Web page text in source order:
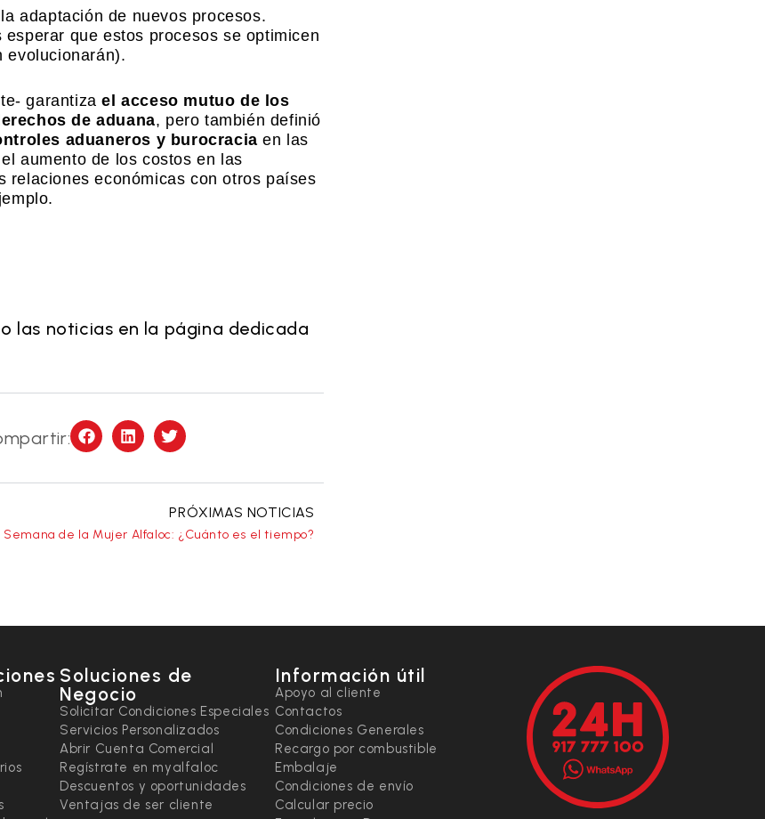
adaptación de nuevos procesos.
que estos procesos se optimicen
evolucionarán).
garantizael acceso mutuo de los
de aduana, pero también definió
aduaneros y burocracia en las
aumento de los costos en las
relaciones económicas con otros países
las noticias en la página dedicada
PRÓXIMAS NOTICIAS
Semana de la Mujer Alfaloc: ¿Cuánto es el tiempo?
Soluciones de
Negocio
Solicitar Condiciones Especiales
Servicios Personalizados
Abrir Cuenta Comercial
Regístrate en myalfaloc
Descuentos y oportunidades
Ventajas de ser cliente
Información útil
Apoyo al cliente
Contactos
Condiciones Generales
Recargo por combustible
Embalaje
Condiciones de envío
Calcular precio